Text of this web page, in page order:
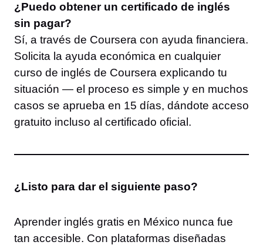
¿Puedo obtener un certificado de inglés
sin pagar?
Sí, a través de Coursera con ayuda financiera.
Solicita la ayuda económica en cualquier
curso de inglés de Coursera explicando tu
situación — el proceso es simple y en muchos
casos se aprueba en 15 días, dándote acceso
gratuito incluso al certificado oficial.
¿Listo para dar el siguiente paso?
Aprender inglés gratis en México nunca fue
tan accesible. Con plataformas diseñadas